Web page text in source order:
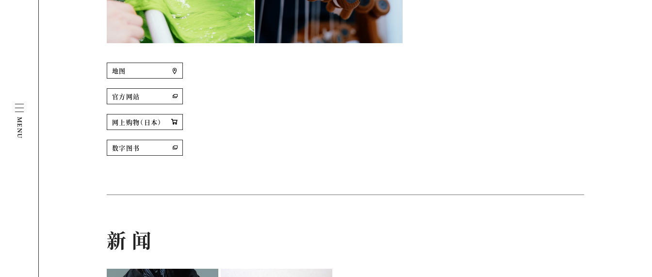
MENU
地图
官方网站
网上购物（日本）
数字图书
新闻